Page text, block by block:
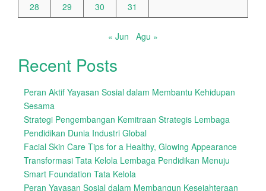
28
29 30 31
« Jun Agu »
Recent Posts
Peran Aktif Yayasan Sosial dalam Membantu Kehidupan
Sesama
Strategi Pengembangan Kemitraan Strategis Lembaga
Pendidikan Dunia Industri Global
Facial Skin Care Tips for a Healthy, Glowing Appearance
Transformasi Tata Kelola Lembaga Pendidikan Menuju
Smart Foundation Tata Kelola
Peran Yayasan Sosial dalam Membangun Kesejahteraan